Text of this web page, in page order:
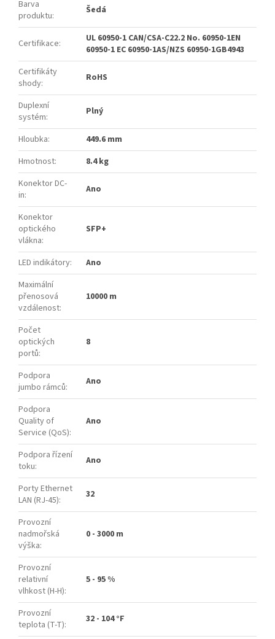
Barva
produktu: Šedá
Certifikace:
UL 60950-1 CAN/CSA-C22.2 No. 60950-1EN
60950-1 EC 60950-1AS/NZS 60950-1GB4943
Certifikáty
shody: RoHS
Duplexní
systém: Plný
Hloubka:
449.6 mm
Hmotnost:
8.4 kg
Konektor DC-
in: Ano
Konektor
optického
vlákna:
SFP+
LED indikátory:
Ano
Maximální
přenosová
vzdálenost:
10000 m
Počet
optických
portů:
8
Podpora
jumbo rámců: Ano
Podpora
Quality of
Service (QoS):
Ano
Podpora řízení
toku: Ano
Porty Ethernet
LAN (RJ-45): 32
Provozní
nadmořská
výška:
0 - 3000 m
Provozní
relativní
vlhkost (H-H):
5 - 95 %
Provozní
teplota (T-T): 32 - 104 °F